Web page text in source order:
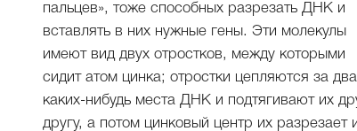
пальцев», тоже способных разрезать ДНК и
вставлять в них нужные гены. Эти молекулы
имеют вид двух отростков, между которыми
сидит атом цинка; отростки цепляются за два
каких-нибудь места ДНК и подтягивают их
другу, а потом цинковый центр их разрезает